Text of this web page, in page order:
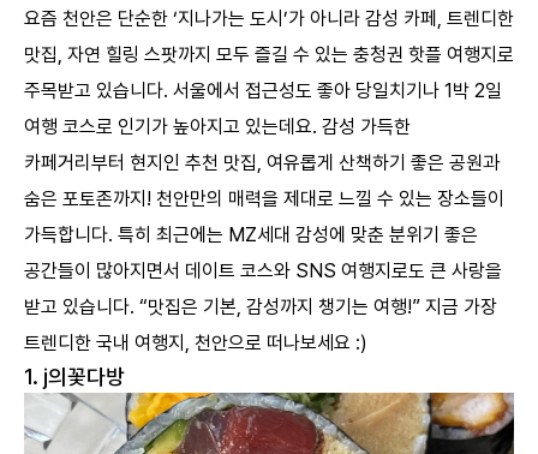
요즘 천안은 단순한 ‘지나가는 도시’가 아니라 감성 카페, 트렌디한
맛집, 자연 힐링 스팟까지 모두 즐길 수 있는 충청권 핫플 여행지로
주목받고 있습니다. 서울에서 접근성도 좋아 당일치기나 1박 2일
여행 코스로 인기가 높아지고 있는데요. 감성 가득한
카페거리부터 현지인 추천 맛집, 여유롭게 산책하기 좋은 공원과
숨은 포토존까지! 천안만의 매력을 제대로 느낄 수 있는 장소들이
가득합니다. 특히 최근에는 MZ세대 감성에 맞춘 분위기 좋은
공간들이 많아지면서 데이트 코스와 SNS 여행지로도 큰 사랑을
받고 있습니다. “맛집은 기본, 감성까지 챙기는 여행!” 지금 가장
트렌디한 국내 여행지, 천안으로 떠나보세요 :)
1. j의꽃다방